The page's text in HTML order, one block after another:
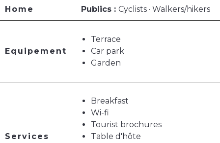
Home Publics : Cyclists · Walkers/hikers
Equipement
Terrace
Car park
Garden
Services
Breakfast
Wi-fi
Tourist brochures
Table d'hôte